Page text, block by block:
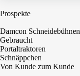
Prospekte
Damcon Schneidebühnen
Gebraucht
Portaltraktoren
Schnäppchen
Von Kunde zum Kunde